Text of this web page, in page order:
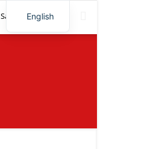
Saúde Artigos
English